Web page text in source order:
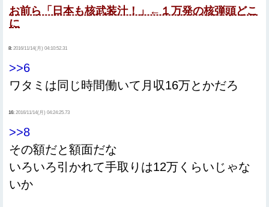
お前ら「日本も核武装汁！」←１万発の核弾頭どこ
に
8: 2016/11/14(月) 04:10:52.31
>>6
ワタミは同じ時間働いて月収16万とかだろ
16: 2016/11/14(月) 04:24:25.73
>>8
その額だと額面だな
いろいろ引かれて手取りは12万くらいじゃな
いか